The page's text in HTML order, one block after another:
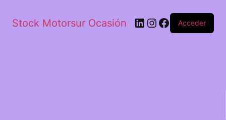
Stock Motorsur Ocasión Acceder